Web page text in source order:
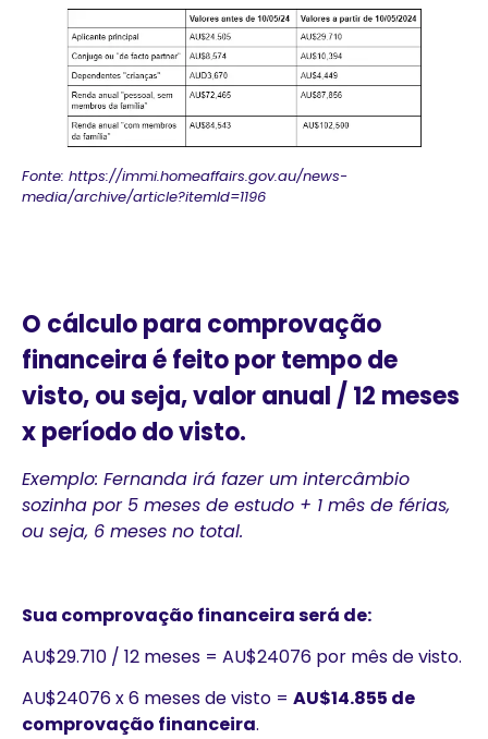
Fonte: https://immi.homeaffairs.gov.au/news-
media/archive/article?itemId=1196
O cálculo para comprovação
financeira é feito por tempo de
visto, ou seja, valor anual / 12 meses
x período do visto.
Exemplo: Fernanda irá fazer um intercâmbio
sozinha por 5 meses de estudo + 1 mês de férias,
ou seja, 6 meses no total.
Sua comprovação financeira será de:
AU$29.710 / 12 meses = AU$24076 por mês de visto.
AU$24076 x 6 meses de visto = AU$14.855 de
comprovação financeira.